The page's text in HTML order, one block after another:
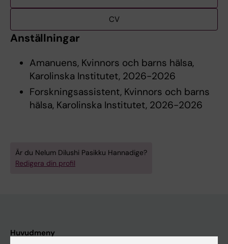
CV
Anställningar
Amanuens, Kvinnors och barns hälsa,
Karolinska Institutet, 2026-2026
Forskningsassistent, Kvinnors och barns
hälsa, Karolinska Institutet, 2026-2026
Är du Nelum Dilushi Pasikku Hannadige?
Redigera din profil
Huvudmeny